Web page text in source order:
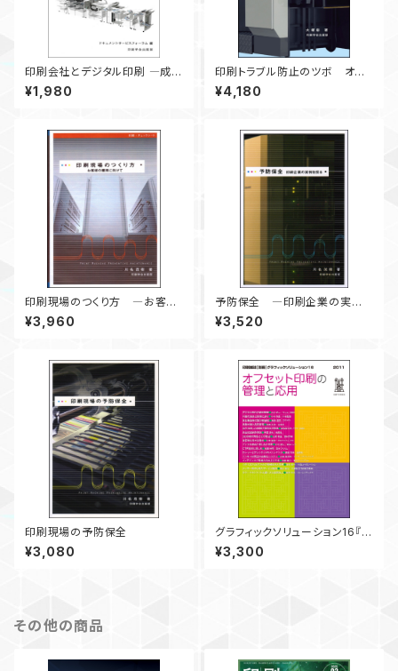
印刷会社とデジタル印刷 ―成功
への道―
¥1,980
印刷トラブル防止のツボ オフ
セット現場の改善実録
¥4,180
印刷現場のつくり方 ―お客様
の獲得に向けて―
¥3,960
予防保全 ―印刷企業の実例
を探る―
¥3,520
印刷現場の予防保全
¥3,080
グラフィックソリューション16『オ
フセット印刷の管理と応用』
¥3,300
その他の商品